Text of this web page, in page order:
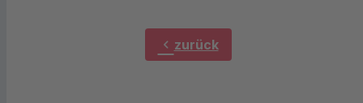
chevron_left zurück